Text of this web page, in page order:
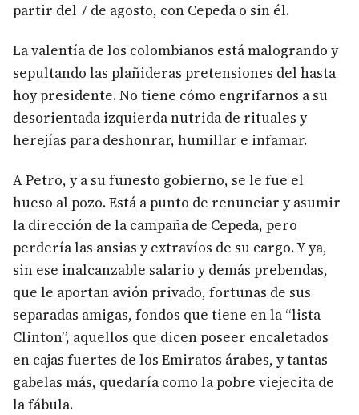
partir del 7 de agosto, con Cepeda o sin él.
La valentía de los colombianos está malogrando y
sepultando las plañideras pretensiones del hasta
hoy presidente. No tiene cómo engrifarnos a su
desorientada izquierda nutrida de rituales y
herejías para deshonrar, humillar e infamar.
A Petro, y a su funesto gobierno, se le fue el
hueso al pozo. Está a punto de renunciar y asumir
la dirección de la campaña de Cepeda, pero
perdería las ansias y extravíos de su cargo. Y ya,
sin ese inalcanzable salario y demás prebendas,
que le aportan avión privado, fortunas de sus
separadas amigas, fondos que tiene en la “lista
Clinton”, aquellos que dicen poseer encaletados
en cajas fuertes de los Emiratos árabes, y tantas
gabelas más, quedaría como la pobre viejecita de
la fábula.